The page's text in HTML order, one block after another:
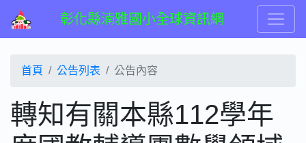
彰化縣湳雅國小全球資訊網
首頁 公告列表 公告內容
轉知有關本縣112學年